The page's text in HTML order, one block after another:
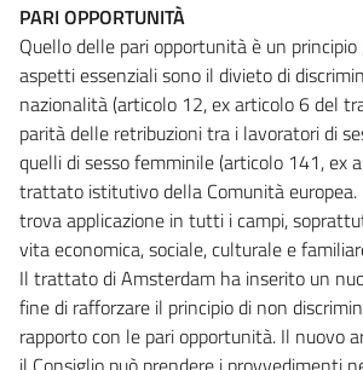
PARI OPPORTUNITÀ
Quello delle pari opportunità è un
aspetti essenziali sono il divieto di
nazionalità (articolo 12, ex articolo 6 del
parità delle retribuzioni tra i lavoratori di
quelli di sesso femminile (articolo 141, ex
trattato istitutivo della Comunità europea.
trova applicazione in tutti i campi,
vita economica, sociale, culturale e
Il trattato di Amsterdam ha inserito un
fine di rafforzare il principio di non
rapporto con le pari opportunità. Il nuovo